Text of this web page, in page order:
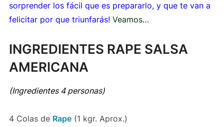
sorprender los fácil que es prepararlo, y que te van a
felicitar por que triunfarás! Veamos…
INGREDIENTES RAPE SALSA
AMERICANA
(Ingredientes 4 personas)
4 Colas de Rape(1 kgr. Aprox.)